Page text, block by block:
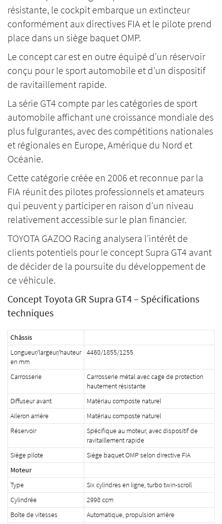
résistante, le cockpit embarque un extincteur
conformément aux directives FIA et le pilote prend
place dans un siège baquet OMP.
Le concept car est en outre équipé d’un réservoir
conçu pour le sport automobile et d’un dispositif
de ravitaillement rapide.
La série GT4 compte par les catégories de sport
automobile affichant une croissance mondiale des
plus fulgurantes, avec des compétitions nationales
et régionales en Europe, Amérique du Nord et
Océanie.
Cette catégorie créée en 2006 et reconnue par la
FIA réunit des pilotes professionnels et amateurs
qui peuvent y participer en raison d’un niveau
relativement accessible sur le plan financier.
TOYOTA GAZOO Racing analysera l’intérêt de
clients potentiels pour le concept Supra GT4 avant
de décider de la poursuite du développement de
ce véhicule.
Concept Toyota GR Supra GT4 – Spécifications
techniques
Châssis
Longueur/largeur/hauteur
en mm
4460/1855/1255
Carrosserie
Carrosserie métal avec cage de protection
hautement résistante
Diffuseur avant
Matériau composte naturel
Aileron arrière
Matériau composte naturel
Réservoir
Spécifique au moteur, avec dispositif de
ravitaillement rapide
Siège pilote
Siège baquet OMP selon directive FIA
Moteur
Type
Six cylindres en ligne, turbo twin-scroll
Cylindrée
2998 ccm
Boîte de vitesses
Automatique, propulsion arrière